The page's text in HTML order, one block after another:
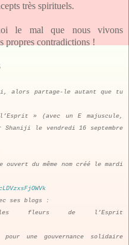
très spirituels.
le mal que nous vivons
propres contradictions !
alors partage-le autant que tu
» (avec un E majuscule,
Shaniji le vendredi 16 septembre
du même nom créé le mardi
ses blogs :
fleurs de l’Esprit
une gouvernance solidaire